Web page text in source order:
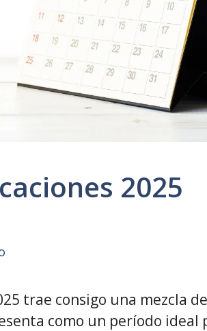
2025
trae consigo una mezcla de
como un período ideal